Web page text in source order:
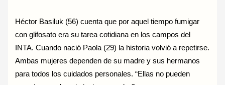
Héctor Basiluk (56) cuenta que por aquel tiempo fumigar
con glifosato era su tarea cotidiana en los campos del
INTA. Cuando nació Paola (29) la historia volvió a repetirse.
Ambas mujeres dependen de su madre y sus hermanos
para todos los cuidados personales. “Ellas no pueden